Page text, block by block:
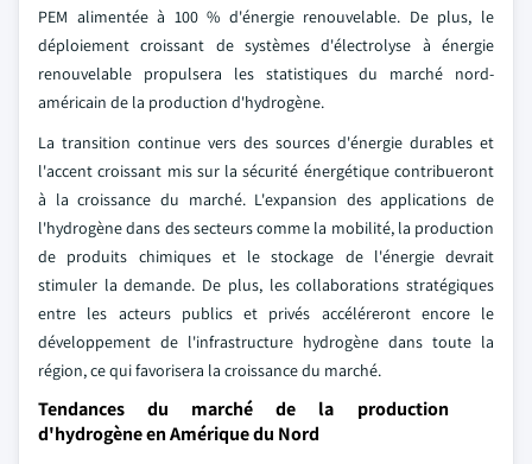
PEM alimentée à 100 % d'énergie renouvelable. De plus, le
déploiement croissant de systèmes d'électrolyse à énergie
renouvelable propulsera les statistiques du marché nord-
américain de la production d'hydrogène.
La transition continue vers des sources d'énergie durables et
l'accent croissant mis sur la sécurité énergétique contribueront
à la croissance du marché. L'expansion des applications de
l'hydrogène dans des secteurs comme la mobilité, la production
de produits chimiques et le stockage de l'énergie devrait
stimuler la demande. De plus, les collaborations stratégiques
entre les acteurs publics et privés accéléreront encore le
développement de l'infrastructure hydrogène dans toute la
région, ce qui favorisera la croissance du marché.
Tendances du marché de la production
d'hydrogène en Amérique du Nord